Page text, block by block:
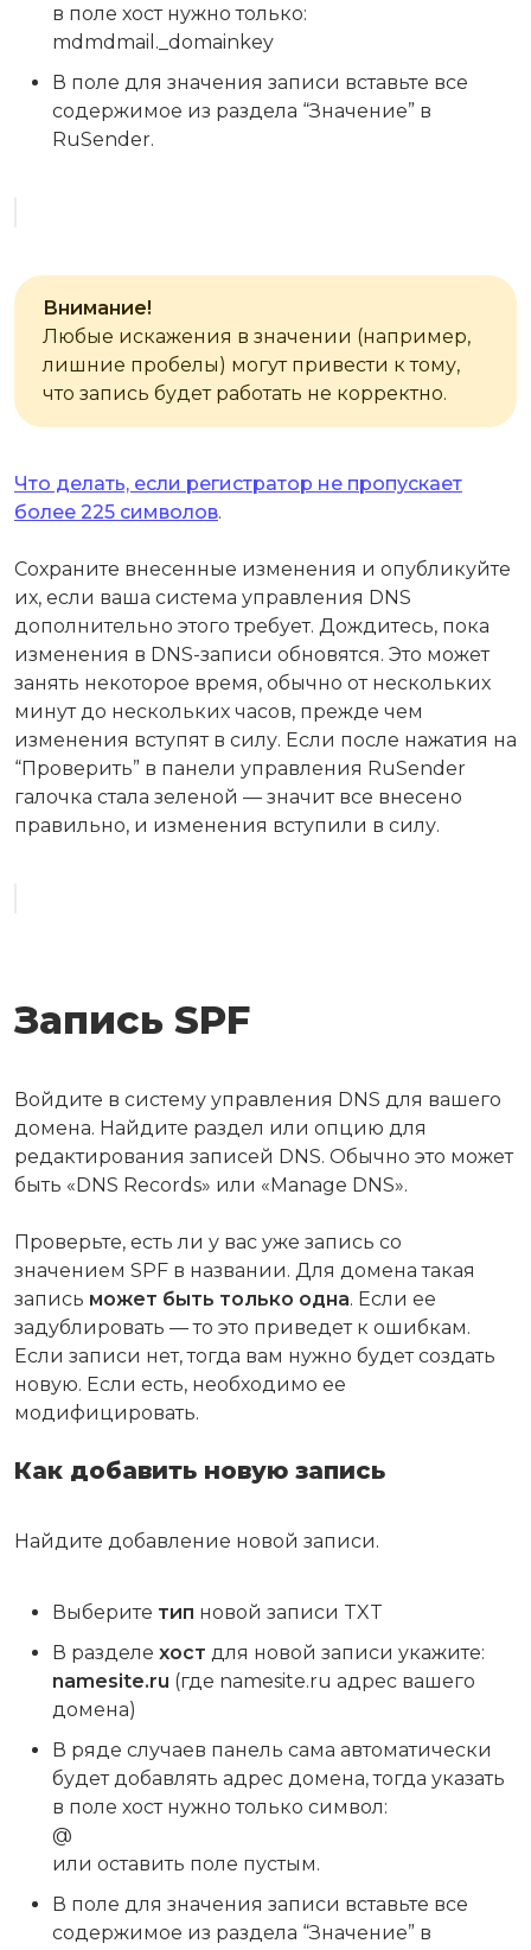
в поле хост нужно только:
mdmdmail._domainkey
В поле для значения записи вставьте все
содержимое из раздела “Значение” в
RuSender.
Внимание!
Любые искажения в значении (например,
лишние пробелы) могут привести к тому,
что запись будет работать не корректно.
Что делать, если регистратор не пропускает
более 225 символов.
Сохраните внесенные изменения и опубликуйте
их, если ваша система управления DNS
дополнительно этого требует. Дождитесь, пока
изменения в DNS-записи обновятся. Это может
занять некоторое время, обычно от нескольких
минут до нескольких часов, прежде чем
изменения вступят в силу. Если после нажатия на
“Проверить” в панели управления RuSender
галочка стала зеленой — значит все внесено
правильно, и изменения вступили в силу.
Запись SPF
Войдите в систему управления DNS для вашего
домена. Найдите раздел или опцию для
редактирования записей DNS. Обычно это может
быть «DNS Records» или «Manage DNS».
Проверьте, есть ли у вас уже запись со
значением SPF в названии. Для домена такая
запись может быть только одна. Если ее
задублировать — то это приведет к ошибкам.
Если записи нет, тогда вам нужно будет создать
новую. Если есть, необходимо ее
модифицировать.
Как добавить новую запись
Найдите добавление новой записи.
Выберите тип новой записи TXT
В разделе хост для новой записи укажите:
namesite.ru (где namesite.ru адрес вашего
домена)
В ряде случаев панель сама автоматически
будет добавлять адрес домена, тогда указать
в поле хост нужно только символ:
@
или оставить поле пустым.
В поле для значения записи вставьте все
содержимое из раздела “Значение” в